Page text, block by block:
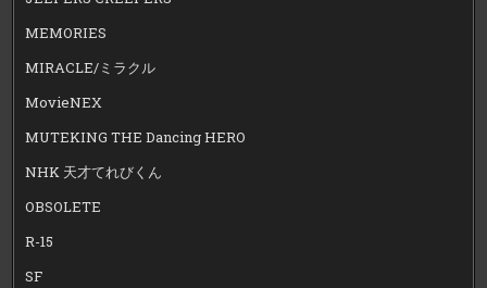
MEMORIES
MIRACLE/ミラクル
MovieNEX
MUTEKING THE Dancing HERO
NHK 天才てれびくん
OBSOLETE
R-15
SF